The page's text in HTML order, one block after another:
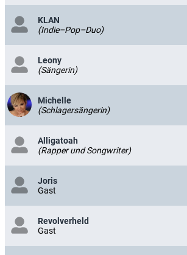
KLAN
(Indie–Pop–Duo)
Leony
(Sängerin)
Michelle
(Schlagersängerin)
Alligatoah
(Rapper und Songwriter)
Joris
Gast
Revolverheld
Gast